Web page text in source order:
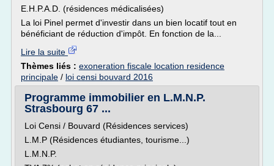
E.H.P.A.D. (résidences médicalisées)
La loi Pinel permet d'investir dans un bien locatif tout en
bénéficiant de réduction d'impôt. En fonction de la...
Lire la suite
Thèmes liés : exoneration fiscale location residence
principale / loi censi bouvard 2016
Programme immobilier en L.M.N.P.
Strasbourg 67 ...
Loi Censi / Bouvard (Résidences services)
L.M.P (Résidences étudiantes, tourisme...)
L.M.N.P.